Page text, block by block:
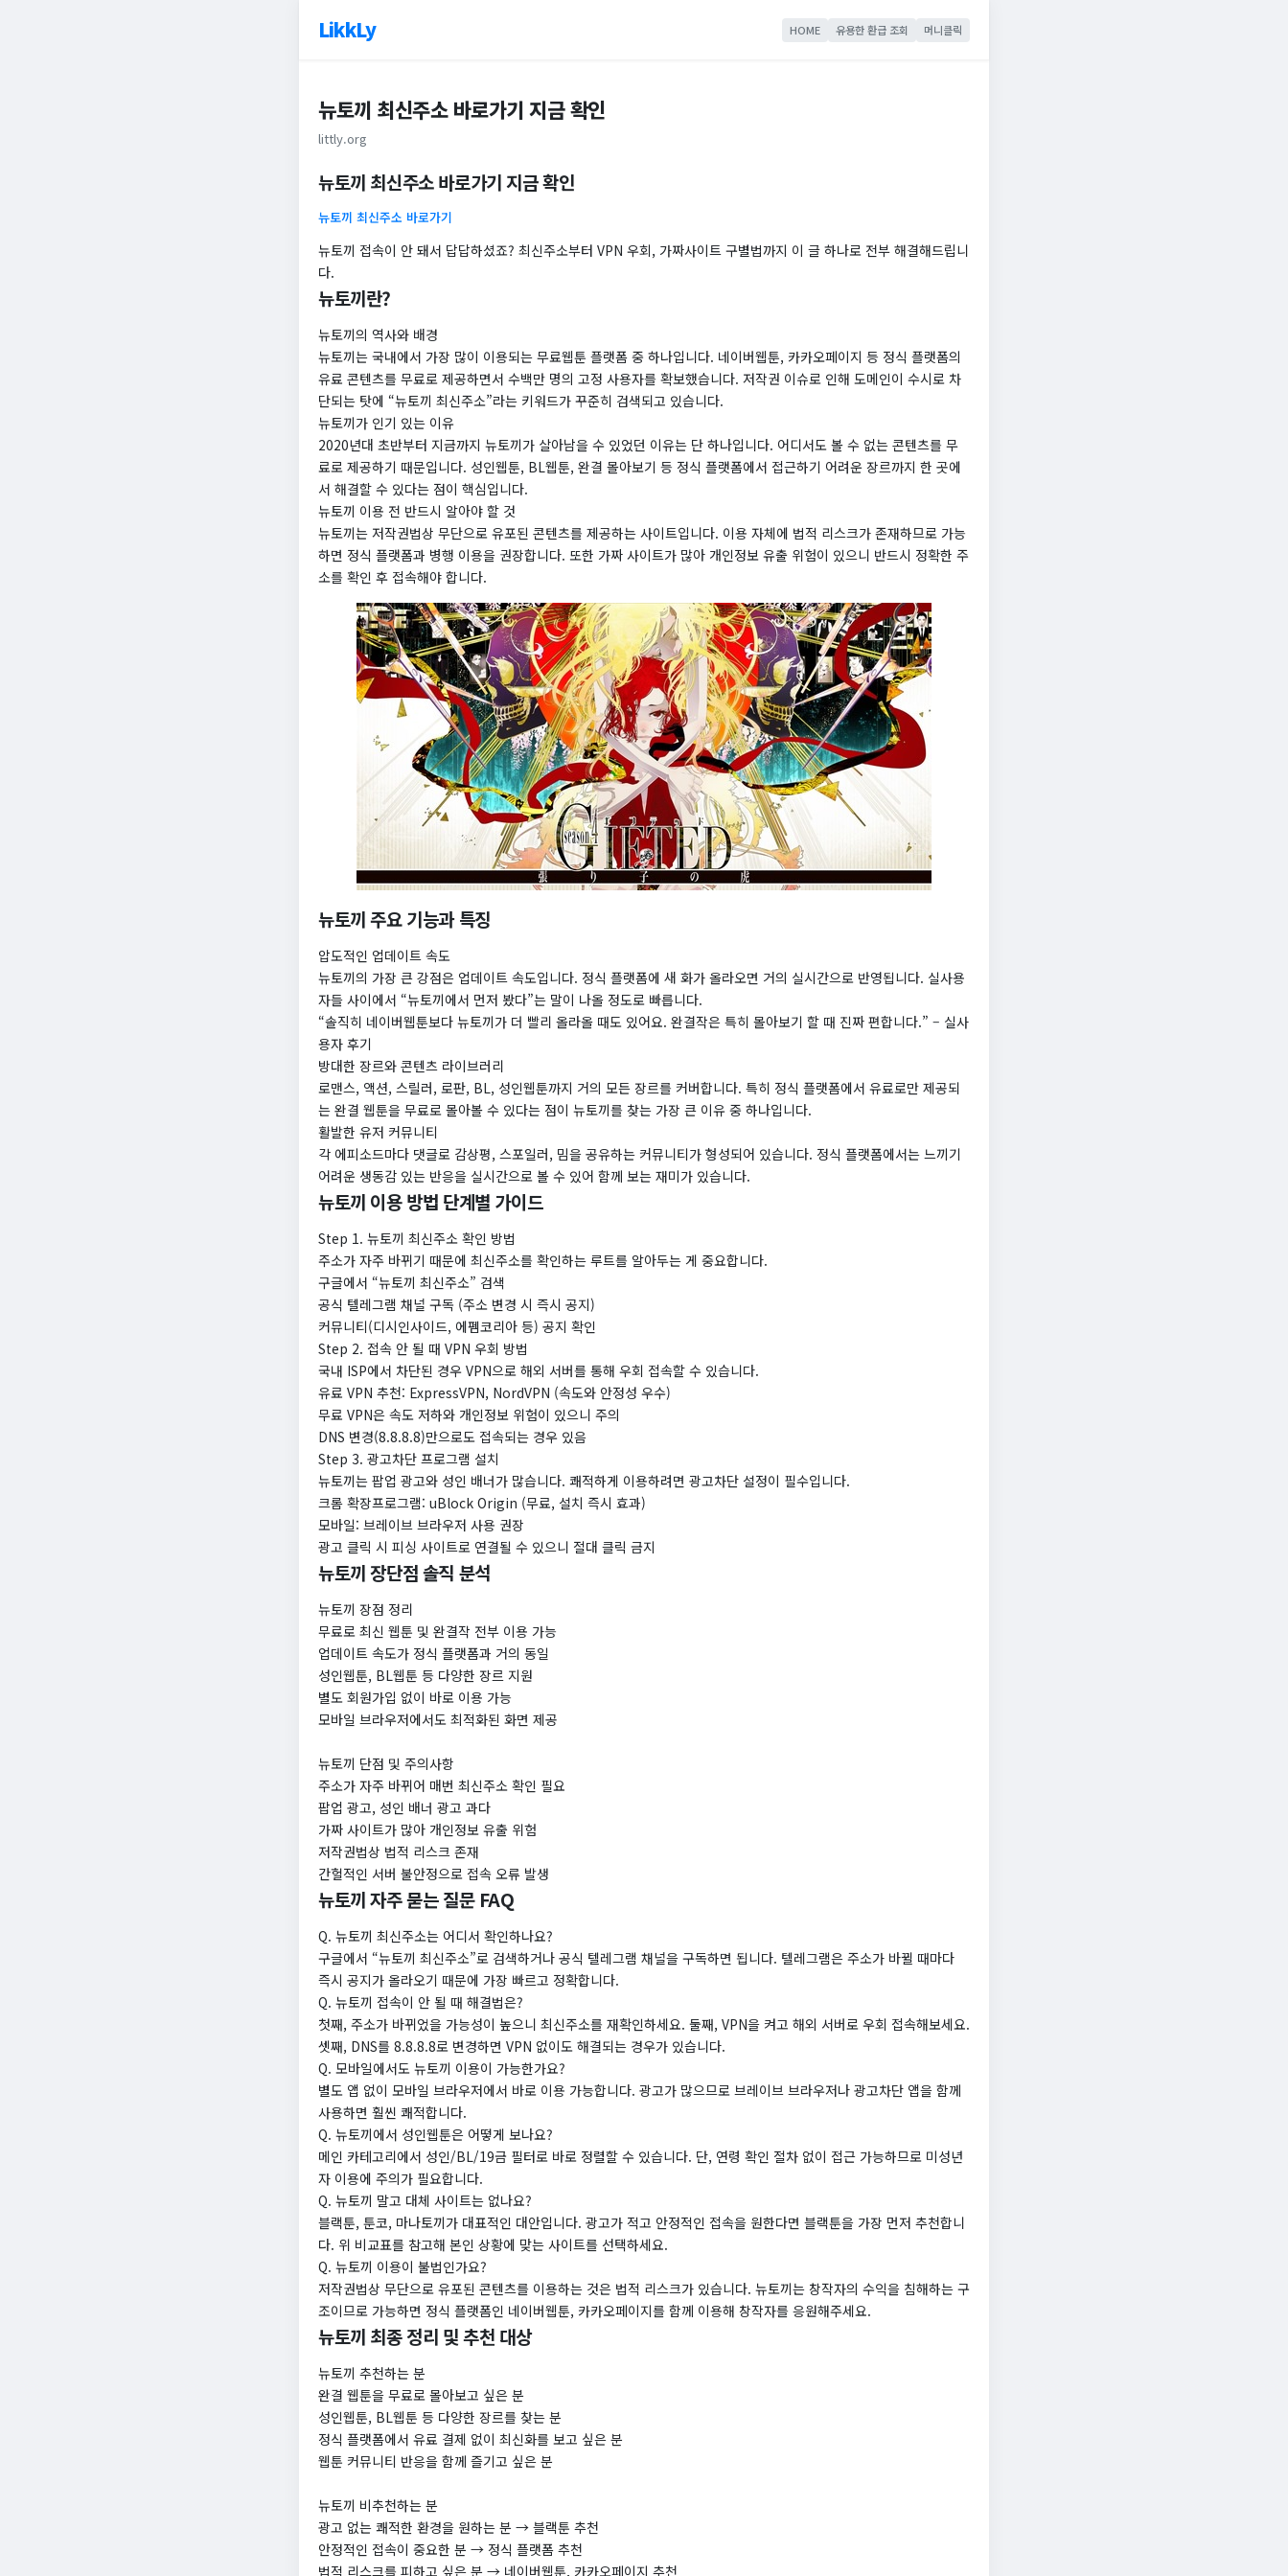
LikkLy HOME 유용한 환급 조회 머니클릭
뉴토끼 최신주소 바로가기 지금 확인
littly.org
뉴토끼 최신주소 바로가기 지금 확인
뉴토끼 최신주소 바로가기
뉴토끼 접속이 안 돼서 답답하셨죠? 최신주소부터 VPN 우회, 가짜사이트 구별법까지 이 글 하나로 전부 해결해드립니
다.
뉴토끼란?
뉴토끼의 역사와 배경
뉴토끼는 국내에서 가장 많이 이용되는 무료웹툰 플랫폼 중 하나입니다. 네이버웹툰, 카카오페이지 등 정식 플랫폼의
유료 콘텐츠를 무료로 제공하면서 수백만 명의 고정 사용자를 확보했습니다. 저작권 이슈로 인해 도메인이 수시로 차
단되는 탓에 “뉴토끼 최신주소”라는 키워드가 꾸준히 검색되고 있습니다.
뉴토끼가 인기 있는 이유
2020년대 초반부터 지금까지 뉴토끼가 살아남을 수 있었던 이유는 단 하나입니다. 어디서도 볼 수 없는 콘텐츠를 무
료로 제공하기 때문입니다. 성인웹툰, BL웹툰, 완결 몰아보기 등 정식 플랫폼에서 접근하기 어려운 장르까지 한 곳에
서 해결할 수 있다는 점이 핵심입니다.
뉴토끼 이용 전 반드시 알아야 할 것
뉴토끼는 저작권법상 무단으로 유포된 콘텐츠를 제공하는 사이트입니다. 이용 자체에 법적 리스크가 존재하므로 가능
하면 정식 플랫폼과 병행 이용을 권장합니다. 또한 가짜 사이트가 많아 개인정보 유출 위험이 있으니 반드시 정확한 주
소를 확인 후 접속해야 합니다.
뉴토끼 주요 기능과 특징
압도적인 업데이트 속도
뉴토끼의 가장 큰 강점은 업데이트 속도입니다. 정식 플랫폼에 새 화가 올라오면 거의 실시간으로 반영됩니다. 실사용
자들 사이에서 “뉴토끼에서 먼저 봤다”는 말이 나올 정도로 빠릅니다.
“솔직히 네이버웹툰보다 뉴토끼가 더 빨리 올라올 때도 있어요. 완결작은 특히 몰아보기 할 때 진짜 편합니다.” – 실사
용자 후기
방대한 장르와 콘텐츠 라이브러리
로맨스, 액션, 스릴러, 로판, BL, 성인웹툰까지 거의 모든 장르를 커버합니다. 특히 정식 플랫폼에서 유료로만 제공되
는 완결 웹툰을 무료로 몰아볼 수 있다는 점이 뉴토끼를 찾는 가장 큰 이유 중 하나입니다.
활발한 유저 커뮤니티
각 에피소드마다 댓글로 감상평, 스포일러, 밈을 공유하는 커뮤니티가 형성되어 있습니다. 정식 플랫폼에서는 느끼기
어려운 생동감 있는 반응을 실시간으로 볼 수 있어 함께 보는 재미가 있습니다.
뉴토끼 이용 방법 단계별 가이드
Step 1. 뉴토끼 최신주소 확인 방법
주소가 자주 바뀌기 때문에 최신주소를 확인하는 루트를 알아두는 게 중요합니다.
구글에서 “뉴토끼 최신주소” 검색
공식 텔레그램 채널 구독 (주소 변경 시 즉시 공지)
커뮤니티(디시인사이드, 에펨코리아 등) 공지 확인
Step 2. 접속 안 될 때 VPN 우회 방법
국내 ISP에서 차단된 경우 VPN으로 해외 서버를 통해 우회 접속할 수 있습니다.
유료 VPN 추천: ExpressVPN, NordVPN (속도와 안정성 우수)
무료 VPN은 속도 저하와 개인정보 위험이 있으니 주의
DNS 변경(8.8.8.8)만으로도 접속되는 경우 있음
Step 3. 광고차단 프로그램 설치
뉴토끼는 팝업 광고와 성인 배너가 많습니다. 쾌적하게 이용하려면 광고차단 설정이 필수입니다.
크롬 확장프로그램: uBlock Origin (무료, 설치 즉시 효과)
모바일: 브레이브 브라우저 사용 권장
광고 클릭 시 피싱 사이트로 연결될 수 있으니 절대 클릭 금지
뉴토끼 장단점 솔직 분석
뉴토끼 장점 정리
무료로 최신 웹툰 및 완결작 전부 이용 가능
업데이트 속도가 정식 플랫폼과 거의 동일
성인웹툰, BL웹툰 등 다양한 장르 지원
별도 회원가입 없이 바로 이용 가능
모바일 브라우저에서도 최적화된 화면 제공
뉴토끼 단점 및 주의사항
주소가 자주 바뀌어 매번 최신주소 확인 필요
팝업 광고, 성인 배너 광고 과다
가짜 사이트가 많아 개인정보 유출 위험
저작권법상 법적 리스크 존재
간헐적인 서버 불안정으로 접속 오류 발생
뉴토끼 자주 묻는 질문 FAQ
Q. 뉴토끼 최신주소는 어디서 확인하나요?
구글에서 “뉴토끼 최신주소”로 검색하거나 공식 텔레그램 채널을 구독하면 됩니다. 텔레그램은 주소가 바뀔 때마다
즉시 공지가 올라오기 때문에 가장 빠르고 정확합니다.
Q. 뉴토끼 접속이 안 될 때 해결법은?
첫째, 주소가 바뀌었을 가능성이 높으니 최신주소를 재확인하세요. 둘째, VPN을 켜고 해외 서버로 우회 접속해보세요.
셋째, DNS를 8.8.8.8로 변경하면 VPN 없이도 해결되는 경우가 있습니다.
Q. 모바일에서도 뉴토끼 이용이 가능한가요?
별도 앱 없이 모바일 브라우저에서 바로 이용 가능합니다. 광고가 많으므로 브레이브 브라우저나 광고차단 앱을 함께
사용하면 훨씬 쾌적합니다.
Q. 뉴토끼에서 성인웹툰은 어떻게 보나요?
메인 카테고리에서 성인/BL/19금 필터로 바로 정렬할 수 있습니다. 단, 연령 확인 절차 없이 접근 가능하므로 미성년
자 이용에 주의가 필요합니다.
Q. 뉴토끼 말고 대체 사이트는 없나요?
블랙툰, 툰코, 마나토끼가 대표적인 대안입니다. 광고가 적고 안정적인 접속을 원한다면 블랙툰을 가장 먼저 추천합니
다. 위 비교표를 참고해 본인 상황에 맞는 사이트를 선택하세요.
Q. 뉴토끼 이용이 불법인가요?
저작권법상 무단으로 유포된 콘텐츠를 이용하는 것은 법적 리스크가 있습니다. 뉴토끼는 창작자의 수익을 침해하는 구
조이므로 가능하면 정식 플랫폼인 네이버웹툰, 카카오페이지를 함께 이용해 창작자를 응원해주세요.
뉴토끼 최종 정리 및 추천 대상
뉴토끼 추천하는 분
완결 웹툰을 무료로 몰아보고 싶은 분
성인웹툰, BL웹툰 등 다양한 장르를 찾는 분
정식 플랫폼에서 유료 결제 없이 최신화를 보고 싶은 분
웹툰 커뮤니티 반응을 함께 즐기고 싶은 분
뉴토끼 비추천하는 분
광고 없는 쾌적한 환경을 원하는 분 → 블랙툰 추천
안정적인 접속이 중요한 분 → 정식 플랫폼 추천
법적 리스크를 피하고 싶은 분 → 네이버웹툰, 카카오페이지 추천